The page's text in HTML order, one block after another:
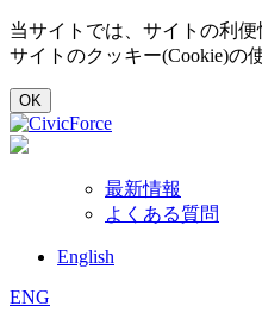
当サイトでは、サイトの利便
サイトのクッキー(Cookie)の
OK
最新情報
よくある質問
English
ENG